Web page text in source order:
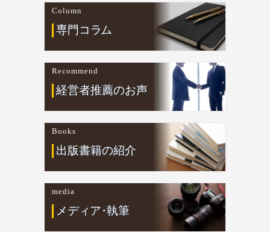
Column
専門コ ラム
Recommend
経営者推薦のお声
Books
出版書籍の紹介
media
メディア・執筆